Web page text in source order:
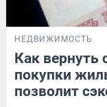
НЕДВИЖИМОСТЬ
Как вернуть
покупки
позволит